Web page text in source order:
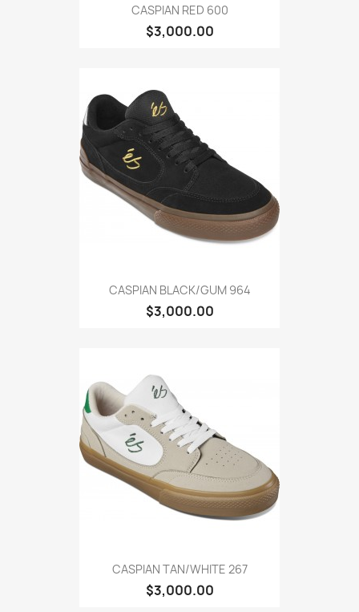
CASPIAN RED 600
$3,000.00
CASPIAN BLACK/GUM 964
$3,000.00
CASPIAN TAN/WHITE 267
$3,000.00